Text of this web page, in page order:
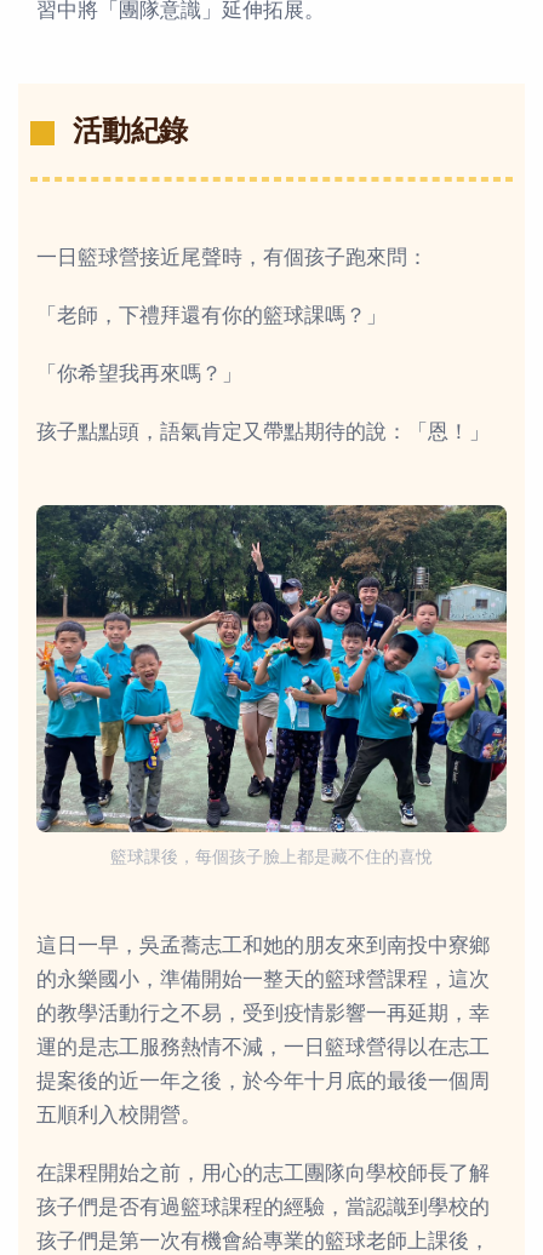
習中將「團隊意識」延伸拓展。
活動紀錄
一日籃球營接近尾聲時，有個孩子跑來問：
「老師，下禮拜還有你的籃球課嗎？」
「你希望我再來嗎？」
孩子點點頭，語氣肯定又帶點期待的說：「恩！」
籃球課後，每個孩子臉上都是藏不住的喜悅
這日一早，吳孟蕎志工和她的朋友來到南投中寮鄉
的永樂國小，準備開始一整天的籃球營課程，這次
的教學活動行之不易，受到疫情影響一再延期，幸
運的是志工服務熱情不減，一日籃球營得以在志工
提案後的近一年之後，於今年十月底的最後一個周
五順利入校開營。
在課程開始之前，用心的志工團隊向學校師長了解
孩子們是否有過籃球課程的經驗，當認識到學校的
孩子們是第一次有機會給專業的籃球老師上課後，